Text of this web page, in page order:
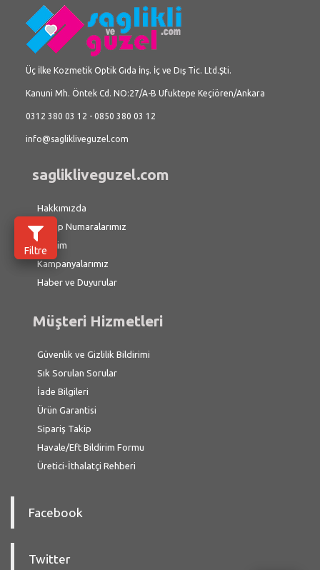
Filtre
Üç İlke Kozmetik Optik Gıda İnş. İç ve Dış Tic. Ltd.Şti.
Kanuni Mh. Öntek Cd. NO:27/A-B Ufuktepe Keçiören/Ankara
0312 380 03 12 - 0850 380 03 12
info@saglikliveguzel.com
saglikliveguzel.com
Hakkımızda
Hesap Numaralarımız
İletişim
Kampanyalarımız
Haber ve Duyurular
Müşteri Hizmetleri
Güvenlik ve Gizlilik Bildirimi
Sık Sorulan Sorular
İade Bilgileri
Ürün Garantisi
Sipariş Takip
Havale/Eft Bildirim Formu
Üretici-İthalatçi Rehberi
Facebook
Twitter